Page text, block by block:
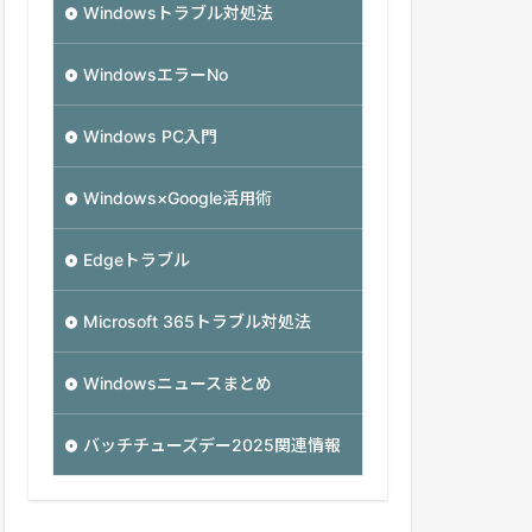
Windowsトラブル対処法
WindowsエラーNo
Windows PC入門
Windows×Google活用術
Edgeトラブル
Microsoft 365トラブル対処法
Windowsニュースまとめ
バッチチューズデー2025関連情報